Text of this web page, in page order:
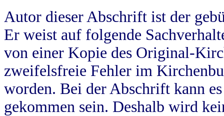
Autor dieser Abschrift ist der
Er weist auf folgende
von einer Kopie des Original-
zweifelsfreie Fehler im
worden. Bei der Abschrift kann
gekommen sein. Deshalb wird